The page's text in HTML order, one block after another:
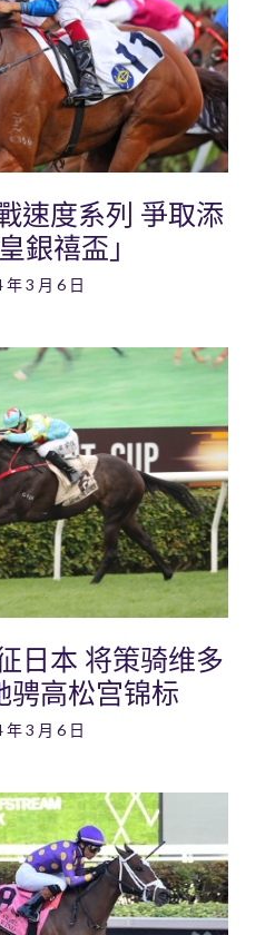
速度系列 爭取添
銀禧盃」
年 3 月 6 日
日本 将策骑维多
骋高松宫锦标
年 3 月 6 日